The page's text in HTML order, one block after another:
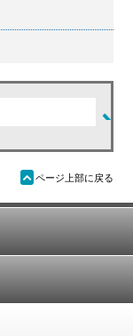
ü ページ上部に戻る